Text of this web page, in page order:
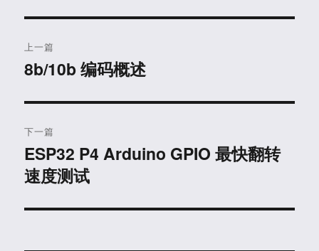
章
航
上一篇
上
文
章：
8b/10b 编码概述
下一篇
下
篇
章：
ESP32 P4 Arduino GPIO 最快翻转
速度测试